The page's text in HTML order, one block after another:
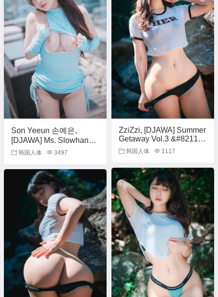
Son Yeeun 손예은,
[DJAWA] Ms. Slowhand
Set.01
韩国人体 3497
ZziZzi, [DJAWA] Summer
Getaway Vol.3 &#8211;
Set.01
韩国人体 1117